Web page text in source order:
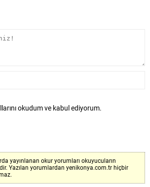
okudum ve kabul ediyorum.
yayınlanan okur yorumları okuyucuların
Yazılan yorumlardan yenikonya.com.tr hiçbir